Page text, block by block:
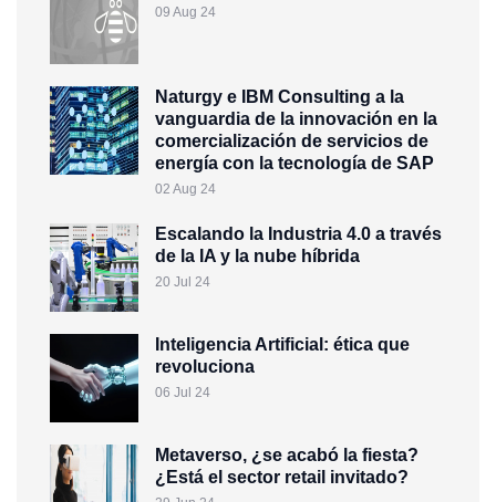
09 Aug 24
Naturgy e IBM Consulting a la
vanguardia de la innovación en la
comercialización de servicios de
energía con la tecnología de SAP
02 Aug 24
Escalando la Industria 4.0 a través
de la IA y la nube híbrida
20 Jul 24
Inteligencia Artificial: ética que
revoluciona
06 Jul 24
Metaverso, ¿se acabó la fiesta?
¿Está el sector retail invitado?